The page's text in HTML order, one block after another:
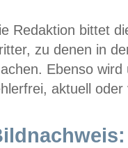
Redaktion bittet
zu denen in
Ebenso
aktuell oder